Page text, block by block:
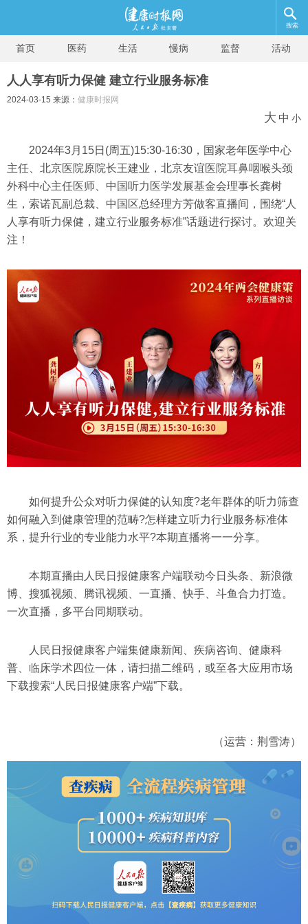
搜索
首页 医药 生活 慢病 监督 活动
人人享有听力保健 建立行业服务标准
2024-03-15 来源： 健康时报网
大 中 小
2024年3月15日(周五)15:30-16:30，国家老年医学中心
主任、北京医院原院长王建业，北京友谊医院耳鼻咽喉头颈
外科中心主任医师、中国听力医学发展基金会理事长龚树
生，索诺瓦副总裁、中国区总经理方芳做客直播间，围绕“人
人享有听力保健，建立行业服务标准”话题进行探讨。欢迎关
注！
如何提升公众对听力保健的认知度?老年群体的听力筛查
如何融入到健康管理的范畴?怎样建立听力行业服务标准体
系，提升行业的专业能力水平?本期直播将一一分享。
本期直播由人民日报健康客户端联动今日头条、新浪微
博、搜狐视频、腾讯视频、一直播、快手、斗鱼合力打造。
一次直播，多平台同期联动。
人民日报健康客户端集健康新闻、疾病咨询、健康科
普、临床学术四位一体，请扫描二维码，或至各大应用市场
下载搜索“人民日报健康客户端”下载。
（运营：荆雪涛）